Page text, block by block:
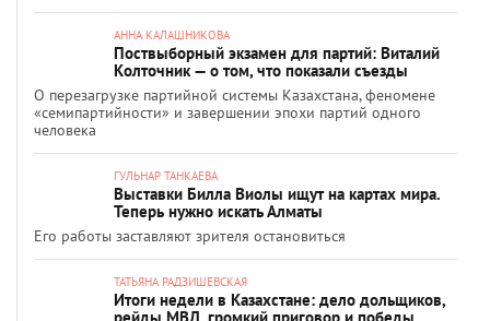
АННА КАЛАШНИКОВА
Поствыборный экзамен для партий: Виталий
Колточник — о том, что показали съезды
О перезагрузке партийной системы Казахстана, феномене
«семипартийности» и завершении эпохи партий одного
человека
ГУЛЬНАР ТАНКАЕВА
Выставки Билла Виолы ищут на картах мира.
Теперь нужно искать Алматы
Его работы заставляют зрителя остановиться
ТАТЬЯНА РАДЗИШЕВСКАЯ
Итоги недели в Казахстане: дело дольщиков,